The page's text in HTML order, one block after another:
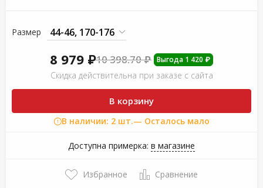
Размер
8 979 ₽10 398.70 ₽ Выгода 1 420 ₽
Скидка действительна при заказе с сайта
В корзину
В наличии: 2 шт.— Осталось мало
Доступна примерка: в магазине
Избранное Сравнение